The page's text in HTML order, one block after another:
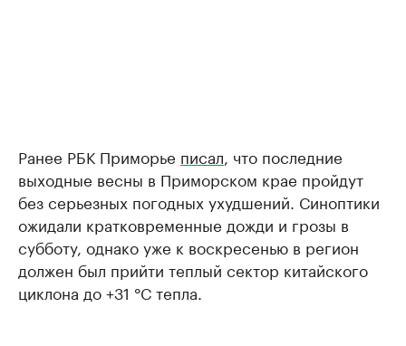
Ранее РБК Приморье писал , что последние
выходные весны в Приморском крае пройдут
без серьезных погодных ухудшений. Синоптики
ожидали кратковременные дожди и грозы в
субботу, однако уже к воскресенью в регион
должен был прийти теплый сектор китайского
циклона до +31 °С тепла.